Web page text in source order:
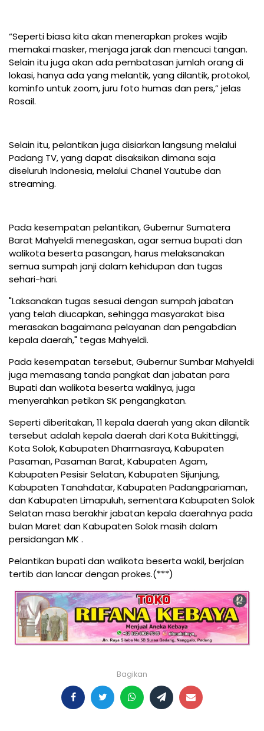
“Seperti biasa kita akan menerapkan prokes wajib
memakai masker, menjaga jarak dan mencuci tangan.
Selain itu juga akan ada pembatasan jumlah orang di
lokasi, hanya ada yang melantik, yang dilantik, protokol,
kominfo untuk zoom, juru foto humas dan pers,” jelas
Rosail.
Selain itu, pelantikan juga disiarkan langsung melalui
Padang TV, yang dapat disaksikan dimana saja
diseluruh Indonesia, melalui Chanel Yautube dan
streaming.
Pada kesempatan pelantikan, Gubernur Sumatera
Barat Mahyeldi menegaskan, agar semua bupati dan
walikota beserta pasangan, harus melaksanakan
semua sumpah janji dalam kehidupan dan tugas
sehari-hari.
"Laksanakan tugas sesuai dengan sumpah jabatan
yang telah diucapkan, sehingga masyarakat bisa
merasakan bagaimana pelayanan dan pengabdian
kepala daerah," tegas Mahyeldi.
Pada kesempatan tersebut, Gubernur Sumbar Mahyeldi
juga memasang tanda pangkat dan jabatan para
Bupati dan walikota beserta wakilnya, juga
menyerahkan petikan SK pengangkatan.
Seperti diberitakan, 11 kepala daerah yang akan dilantik
tersebut adalah kepala daerah dari Kota Bukittinggi,
Kota Solok, Kabupaten Dharmasraya, Kabupaten
Pasaman, Pasaman Barat, Kabupaten Agam,
Kabupaten Pesisir Selatan, Kabupaten Sijunjung,
Kabupaten Tanahdatar, Kabupaten Padangpariaman,
dan Kabupaten Limapuluh, sementara Kabupaten Solok
Selatan masa berakhir jabatan kepala daerahnya pada
bulan Maret dan Kabupaten Solok masih dalam
persidangan MK .
Pelantikan bupati dan walikota beserta wakil, berjalan
tertib dan lancar dengan prokes.(***)
Bagikan